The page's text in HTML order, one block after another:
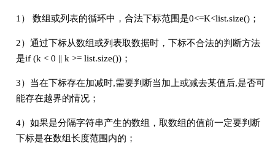
1） 数组或列表的循环中，合法下标范围是0<=K<list.size()；
2）通过下标从数组或列表取数据时，下标不合法的判断方法
是if (k < 0 || k >= list.size())；
3）当在下标存在加减时,需要判断当加上或减去某值后,是否可
能存在越界的情况；
4）如果是分隔字符串产生的数组，取数组的值前一定要判断
下标是在数组长度范围内的；